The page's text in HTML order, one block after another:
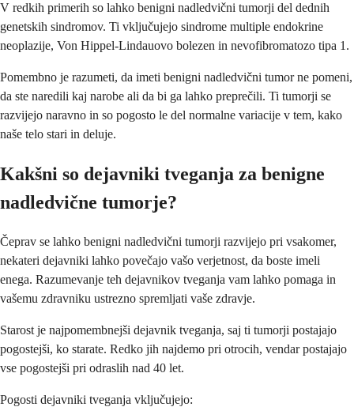
V redkih primerih so lahko benigni nadledvični tumorji del dednih
genetskih sindromov. Ti vključujejo sindrome multiple endokrine
neoplazije, Von Hippel-Lindauovo bolezen in nevofibromatozo tipa 1.
Pomembno je razumeti, da imeti benigni nadledvični tumor ne pomeni,
da ste naredili kaj narobe ali da bi ga lahko preprečili. Ti tumorji se
razvijejo naravno in so pogosto le del normalne variacije v tem, kako
naše telo stari in deluje.
Kakšni so dejavniki tveganja za benigne
nadledvične tumorje?
Čeprav se lahko benigni nadledvični tumorji razvijejo pri vsakomer,
nekateri dejavniki lahko povečajo vašo verjetnost, da boste imeli
enega. Razumevanje teh dejavnikov tveganja vam lahko pomaga in
vašemu zdravniku ustrezno spremljati vaše zdravje.
Starost je najpomembnejši dejavnik tveganja, saj ti tumorji postajajo
pogostejši, ko starate. Redko jih najdemo pri otrocih, vendar postajajo
vse pogostejši pri odraslih nad 40 let.
Pogosti dejavniki tveganja vključujejo: